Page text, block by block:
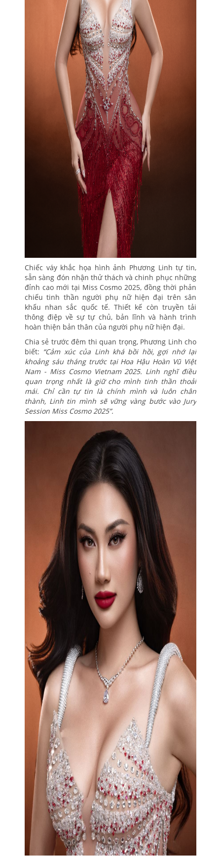
Chiếc váy khắc họa hình ảnh Phương Linh tự tin,
sẵn sàng đón nhận thử thách và chinh phục những
đỉnh cao mới tại Miss Cosmo 2025, đồng thời phản
chiếu tinh thần người phụ nữ hiện đại trên sân
khấu nhan sắc quốc tế. Thiết kế còn truyền tải
thông điệp về sự tự chủ, bản lĩnh và hành trình
hoàn thiện bản thân của người phụ nữ hiện đại.
Chia sẻ trước đêm thi quan trọng, Phương Linh cho
biết: “Cảm xúc của Linh khá bồi hồi, gợi nhớ lại
khoảng sáu tháng trước tại Hoa Hậu Hoàn Vũ Việt
Nam - Miss Cosmo Vietnam 2025. Linh nghĩ điều
quan trọng nhất là giữ cho mình tinh thần thoải
mái. Chỉ cần tự tin là chính mình và luôn chân
thành, Linh tin mình sẽ vững vàng bước vào Jury
Session Miss Cosmo 2025”.